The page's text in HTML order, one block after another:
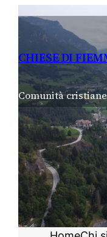
CHIESE DI
Comunità